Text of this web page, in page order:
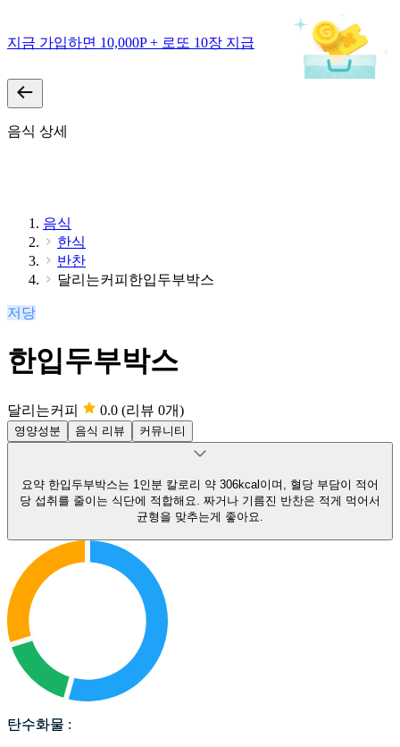
지금 가입하면 10,000P + 로또 10장 지급
음식 상세
음식
한식
반찬
달리는커피한입두부박스
저당
한입두부박스
달리는커피 0.0 (리뷰 0개)
영양성분 음식 리뷰 커뮤니티
요약 한입두부박스는 1인분 칼로리 약 306kcal이며, 혈당 부담이 적어
당 섭취를 줄이는 식단에 적합해요. 짜거나 기름진 반찬은 적게 먹어서
균형을 맞추는게 좋아요.
탄수화물
탄수화물 :